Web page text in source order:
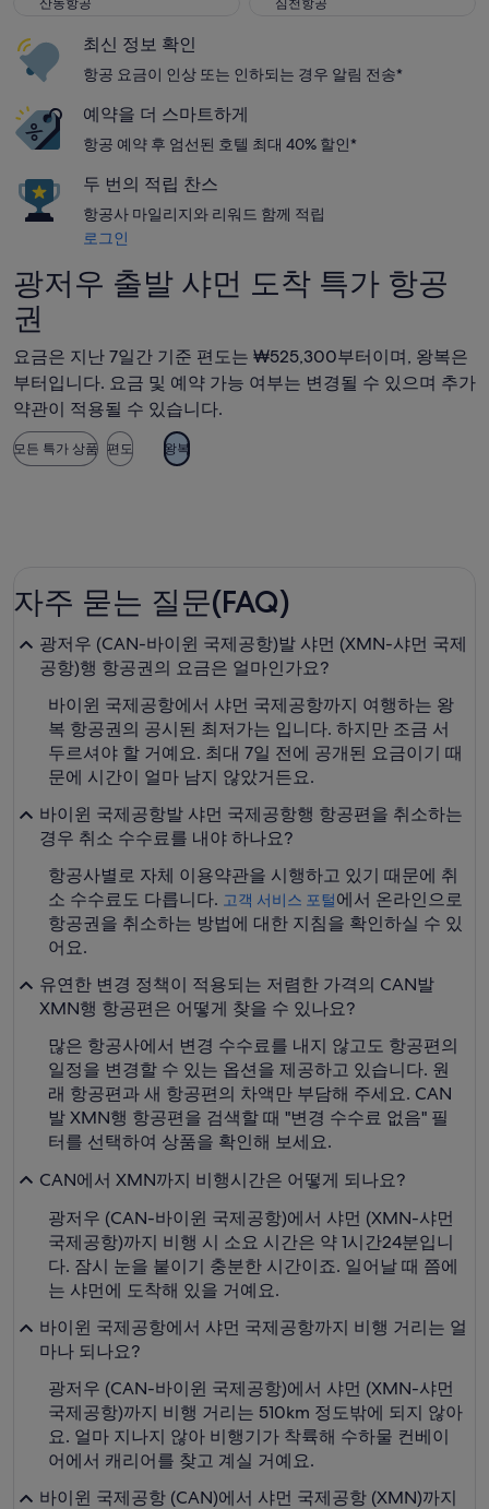
최신 정보 확인
항공 요금이 인상 또는 인하되는 경우 알림 전송*
예약을 더 스마트하게
항공 예약 후 엄선된 호텔 최대 40% 할인*
두 번의 적립 찬스
항공사 마일리지와 리워드 함께 적립
로그인
광저우 출발 샤먼 도착 특가 항공
권
요금은 지난 7일간 기준 편도는 ₩525,300부터이며, 왕복은
부터입니다. 요금 및 예약 가능 여부는 변경될 수 있으며 추가
약관이 적용될 수 있습니다.
모든 특가 상품 편도 왕복
자주 묻는 질문(FAQ)
광저우 (CAN-바이윈 국제공항)발 샤먼 (XMN-샤먼 국제
공항)행 항공권의 요금은 얼마인가요?
바이윈 국제공항에서 샤먼 국제공항까지 여행하는 왕
복 항공권의 공시된 최저가는 입니다. 하지만 조금 서
두르셔야 할 거예요. 최대 7일 전에 공개된 요금이기 때
문에 시간이 얼마 남지 않았거든요.
바이윈 국제공항발 샤먼 국제공항행 항공편을 취소하는
경우 취소 수수료를 내야 하나요?
항공사별로 자체 이용약관을 시행하고 있기 때문에 취
소 수수료도 다릅니다. 고객 서비스 포털에서 온라인으로
항공권을 취소하는 방법에 대한 지침을 확인하실 수 있
어요.
유연한 변경 정책이 적용되는 저렴한 가격의 CAN발
XMN행 항공편은 어떻게 찾을 수 있나요?
많은 항공사에서 변경 수수료를 내지 않고도 항공편의
일정을 변경할 수 있는 옵션을 제공하고 있습니다. 원
래 항공편과 새 항공편의 차액만 부담해 주세요. CAN
발 XMN행 항공편을 검색할 때 "변경 수수료 없음" 필
터를 선택하여 상품을 확인해 보세요.
CAN에서 XMN까지 비행시간은 어떻게 되나요?
광저우 (CAN-바이윈 국제공항)에서 샤먼 (XMN-샤먼
국제공항)까지 비행 시 소요 시간은 약 1시간24분입니
다. 잠시 눈을 붙이기 충분한 시간이죠. 일어날 때 쯤에
는 샤먼에 도착해 있을 거예요.
바이윈 국제공항에서 샤먼 국제공항까지 비행 거리는 얼
마나 되나요?
광저우 (CAN-바이윈 국제공항)에서 샤먼 (XMN-샤먼
국제공항)까지 비행 거리는 510km 정도밖에 되지 않아
요. 얼마 지나지 않아 비행기가 착륙해 수하물 컨베이
어에서 캐리어를 찾고 계실 거예요.
바이윈 국제공항 (CAN)에서 샤먼 국제공항 (XMN)까지